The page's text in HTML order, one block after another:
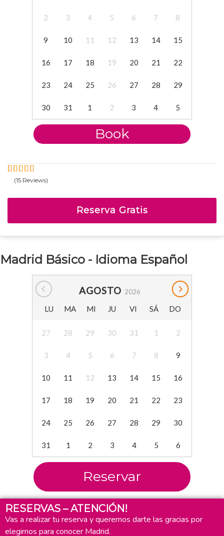
2 3 4 5 6 7 8
9 10 11 12 13 14 15
16 17 18 19 20 21 22
23 24 25 26 27 28 29
30 31 1 2 3 4 5
Book
5Fuera de
(15 Reviews)
Reserva Gratis
Madrid Básico - Idioma Español
AGOSTO 2026
LU MA MI JU VI SÁ DO
27 28 29 30 31 1 2
3 4 5 6 7 8 9
10 11 12 13 14 15 16
17 18 19 20 21 22 23
24 25 26 27 28 29 30
31 1 2 3 4 5 6
Reservar
RESERVAS – ATENCIÓN!
Vas a realizar tu reserva y queremos darte las gracias por
elegirnos para conocer Madrid.